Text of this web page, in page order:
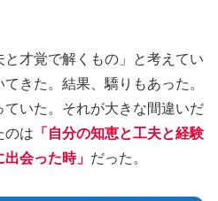
と才覚で解くもの」と考えてい
きた。結果、驕りもあった。
いた。それが大きな間違いだ
のは 「 自分の知恵と工夫と経験
出会った時」 だった。